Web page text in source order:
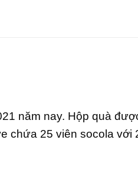
năm nay. Hộp quà
chứa 25 viên socola với